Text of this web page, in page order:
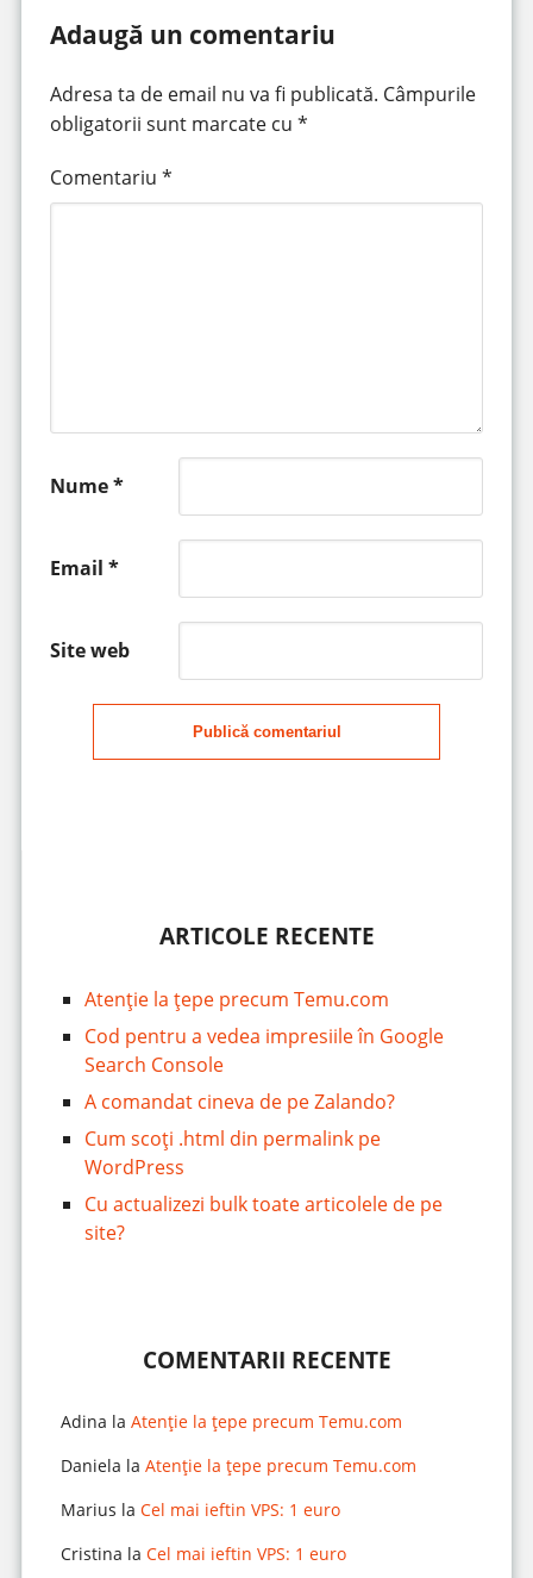
Adaugă un comentariu
Adresa ta de email nu va fi publicată. Câmpurile
obligatorii sunt marcate cu *
Comentariu *
Nume*
Email *
Site web
Publică comentariul
ARTICOLE RECENTE
Atenție la țepe precum Temu.com
Cod pentru a vedea impresiile în Google
Search Console
A comandat cineva de pe Zalando?
Cum scoți .html din permalink pe
WordPress
Cu actualizezi bulk toate articolele de pe
site?
COMENTARII RECENTE
Adina la Atenție la țepe precum Temu.com
Daniela la Atenție la țepe precum Temu.com
Marius la Cel mai ieftin VPS: 1 euro
Cristina la Cel mai ieftin VPS: 1 euro